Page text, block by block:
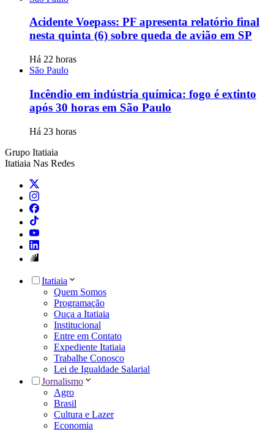
Acidente Voepass: PF apresenta relatório final
nesta quinta (6) sobre queda de avião em SP
Há 22 horas
São Paulo
Incêndio em indústria química: fogo é extinto
após 30 horas em São Paulo
Há 23 horas
Grupo Itatiaia
Itatiaia Nas Redes
Itatiaia
Quem Somos
Programação
Ouça a Itatiaia
Institucional
Entre em Contato
Expediente Itatiaia
Trabalhe Conosco
Lei de Igualdade Salarial
Jornalismo
Agro
Brasil
Cultura e Lazer
Economia